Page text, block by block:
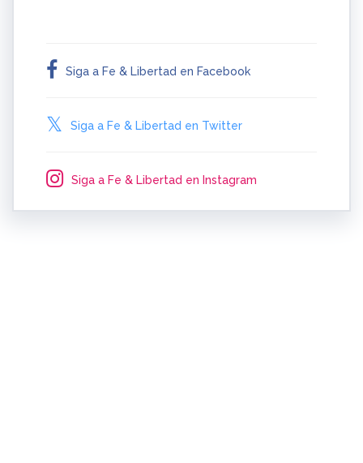
Siga a Fe & Libertad en Facebook
Siga a Fe & Libertad en Twitter
Siga a Fe & Libertad en Instagram